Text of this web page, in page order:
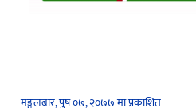
मङ्गलबार, पुष ०७, २०७७ मा प्रकाशित